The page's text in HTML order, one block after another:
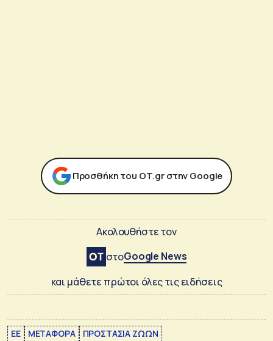
Προσθήκη του ΟΤ.gr στην Google
Ακολουθήστε τον
στοGoogle News
και μάθετε πρώτοι όλες τις ειδήσεις
ΕΕ ΜΕΤΑΦΟΡΑ ΠΡΟΣΤΑΣΙΑ ΖΩΩΝ